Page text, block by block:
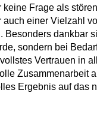
Frage als
einer Vielzahl
dankbar
sondern bei
Vertrauen in
Zusammenarbeit
Ergebnis auf das